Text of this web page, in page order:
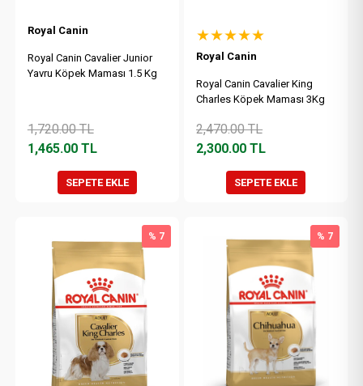
Royal Canin
Royal Canin Cavalier Junior
Yavru Köpek Maması 1.5 Kg
1,720.00TL
1,465.00TL
SEPETE EKLE
★★★★★
Royal Canin
Royal Canin Cavalier King
Charles Köpek Maması 3Kg
2,470.00TL
2,300.00 TL
SEPETE EKLE
% 7 % 7